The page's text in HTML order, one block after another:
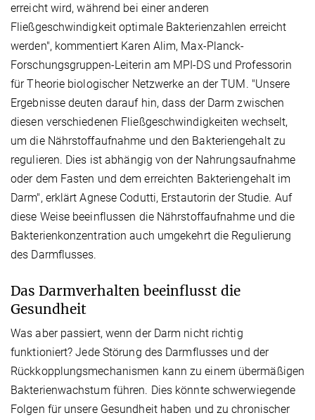
erreicht wird, während bei einer anderen
Fließgeschwindigkeit optimale Bakterienzahlen erreicht
werden", kommentiert Karen Alim, Max-Planck-
Forschungsgruppen-Leiterin am MPI-DS und Professorin
für Theorie biologischer Netzwerke an der TUM. "Unsere
Ergebnisse deuten darauf hin, dass der Darm zwischen
diesen verschiedenen Fließgeschwindigkeiten wechselt,
um die Nährstoffaufnahme und den Bakteriengehalt zu
regulieren. Dies ist abhängig von der Nahrungsaufnahme
oder dem Fasten und dem erreichten Bakteriengehalt im
Darm", erklärt Agnese Codutti, Erstautorin der Studie. Auf
diese Weise beeinflussen die Nährstoffaufnahme und die
Bakterienkonzentration auch umgekehrt die Regulierung
des Darmflusses.
Das Darmverhalten beeinflusst die
Gesundheit
Was aber passiert, wenn der Darm nicht richtig
funktioniert? Jede Störung des Darmflusses und der
Rückkopplungsmechanismen kann zu einem übermäßigen
Bakterienwachstum führen. Dies könnte schwerwiegende
Folgen für unsere Gesundheit haben und zu chronischer